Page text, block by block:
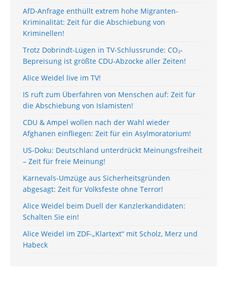
AfD-Anfrage enthüllt extrem hohe Migranten-
Kriminalität: Zeit für die Abschiebung von
Kriminellen!
Trotz Dobrindt-Lügen in TV-Schlussrunde: CO₂-
Bepreisung ist größte CDU-Abzocke aller Zeiten!
Alice Weidel live im TV!
IS ruft zum Überfahren von Menschen auf: Zeit für
die Abschiebung von Islamisten!
CDU & Ampel wollen nach der Wahl wieder
Afghanen einfliegen: Zeit für ein Asylmoratorium!
US-Doku: Deutschland unterdrückt Meinungsfreiheit
– Zeit für freie Meinung!
Karnevals-Umzüge aus Sicherheitsgründen
abgesagt: Zeit für Volksfeste ohne Terror!
Alice Weidel beim Duell der Kanzlerkandidaten:
Schalten Sie ein!
Alice Weidel im ZDF-„Klartext“ mit Scholz, Merz und
Habeck